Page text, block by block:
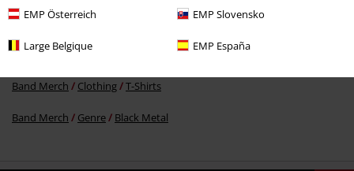
EMP Österreich EMP Slovensko
Large Belgique EMP España
Tøj T-shirts & toppe
Tema Sort tøj Sorte t-shirts
Band Merch Clothing T-Shirts
Band Merch Genre Black Metal